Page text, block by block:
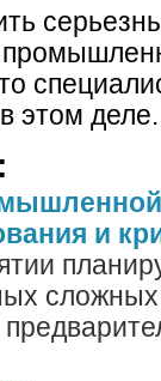
этом деле.
и